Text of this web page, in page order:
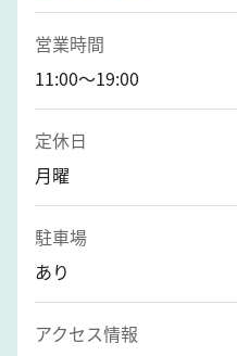
営業時間
11:00～19:00
定休日
月曜
駐車場
あり
アクセス情報